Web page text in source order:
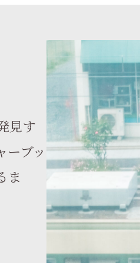
見す
ーブッ
ま